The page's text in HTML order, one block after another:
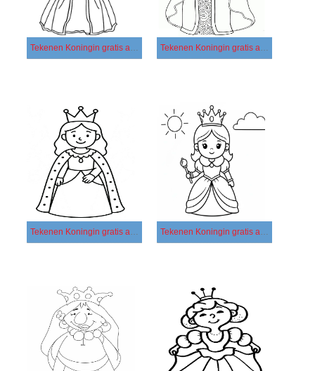
Tekenen Koningin gratis afdrukbaar basis Tekenen Koningin gratis afdrukbaar eenvoudig
Tekenen Koningin gratis afdrukbaar simpel Tekenen Koningin gratis afdrukbaar